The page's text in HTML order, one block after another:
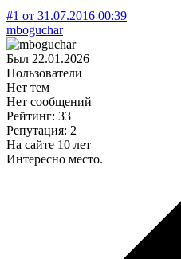
#1 от 31.07.2016 00:39
mboguchar
Был 22.01.2026
Пользователи
Нет тем
Нет сообщений
Рейтинг: 33
Репутация: 2
На сайте 10 лет
Интересно место.